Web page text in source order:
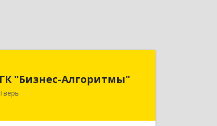
ГК "Бизнес-Алгоритмы"
Тверь
170006, Тверская обл, Тверь г,
Подробнее